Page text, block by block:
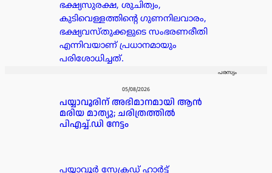
ഭക്ഷ്യസുരക്ഷ, ശുചിത്വം,
കുടിവെള്ളത്തിന്റെ ഗുണനിലവാരം,
ഭക്ഷ്യവസ്തുക്കളുടെ സംഭരണരീതി
എന്നിവയാണ് പ്രധാനമായും
പരിശോധിച്ചത്.
പരസ്യം
05/08/2026
പയ്യാവൂരിന് അഭിമാനമായി ആൻ
മരിയ മാത്യു; ചരിത്രത്തിൽ
പിഎച്ച്.ഡി നേട്ടം
പയ്യാവൂർ സേക്രഡ് ഹാർട്ട്